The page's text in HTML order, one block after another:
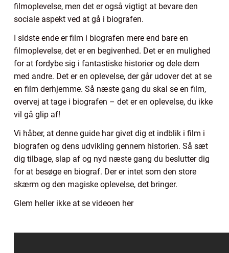
filmoplevelse, men det er også vigtigt at bevare den
sociale aspekt ved at gå i biografen.
I sidste ende er film i biografen mere end bare en
filmoplevelse, det er en begivenhed. Det er en mulighed
for at fordybe sig i fantastiske historier og dele dem
med andre. Det er en oplevelse, der går udover det at se
en film derhjemme. Så næste gang du skal se en film,
overvej at tage i biografen – det er en oplevelse, du ikke
vil gå glip af!
Vi håber, at denne guide har givet dig et indblik i film i
biografen og dens udvikling gennem historien. Så sæt
dig tilbage, slap af og nyd næste gang du beslutter dig
for at besøge en biograf. Der er intet som den store
skærm og den magiske oplevelse, det bringer.
Glem heller ikke at se videoen her